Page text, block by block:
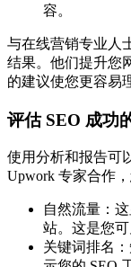
容。
与在线营销专业人
结果。他们提升您
的建议使您更容易
评估 SEO 成功
使用分析和报告可
Upwork 专家合作
自然流量：
站。这是您可
关键词排名